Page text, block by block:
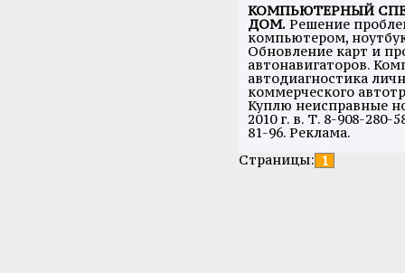
КОМПЬЮТЕРНЫЙ
ДОМ. Решение
компьютером,
Обновление карт и
автонавигаторов.
автодиагностика
коммерческого
Куплю неисправные
2010 г. в. Т. 8-908-280-
81-96. Реклама.
Страницы: 1